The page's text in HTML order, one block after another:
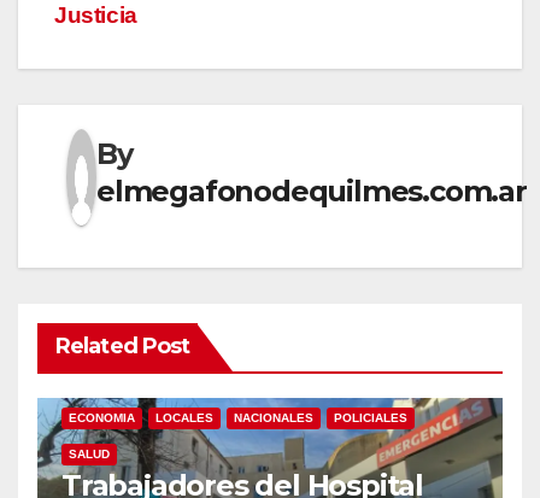
Justicia
By
elmegafonodequilmes.com.ar
Related Post
ECONOMIA LOCALES NACIONALES POLICIALES
SALUD
Trabajadores del Hospital